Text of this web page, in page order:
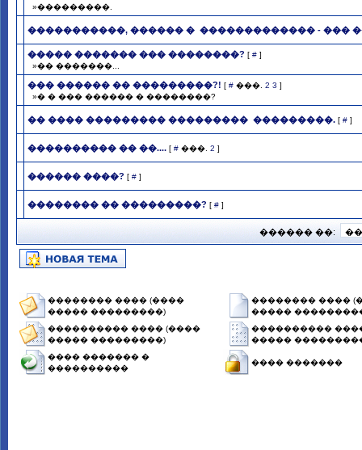
»���������.
�����������, ������ � ­ ������������� - ���
����� ������� ��� ��������? [ # ]
»�� �������...
��� ������ �� ���������?! [ # ���. 2 3 ]
»� � ��� ������ � ��������?
�� ���� ��������� ��������� ­ ���������. [ # ]
���������� �� ��.... [ # ���. 2 ]
������ ����? [ # ]
�������� �� ���������? [ # ]
������ ��:
�������� ���� (����
����� ���������)
�������� ����
�����
���������� ���� (����
����� ���������)
����������
�����
���� ������� �
����������
���� �������